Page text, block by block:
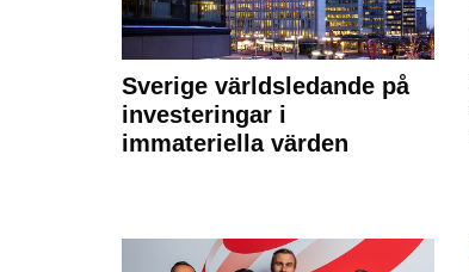
Sverige världsledande på
investeringar i
immateriella värden